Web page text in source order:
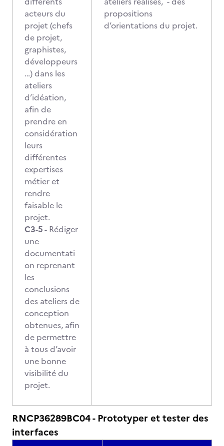
acteurs du
projet (chefs
de projet,
graphistes,
développeurs
…) dans les
ateliers
d’idéation,
afin de
prendre en
considération
leurs
différentes
expertises
métier et
rendre
faisable le
projet.
C3-5 - Rédiger
une
documentati
on reprenant
les
conclusions
des ateliers de
conception
obtenues, afin
de permettre
à tous d’avoir
une bonne
visibilité du
projet.
propositions
d’orientations du projet.
RNCP36289BC04 - Prototyper et tester des
interfaces